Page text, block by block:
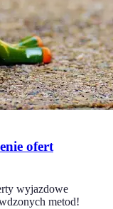
ofert
wyjazdowe
metod!